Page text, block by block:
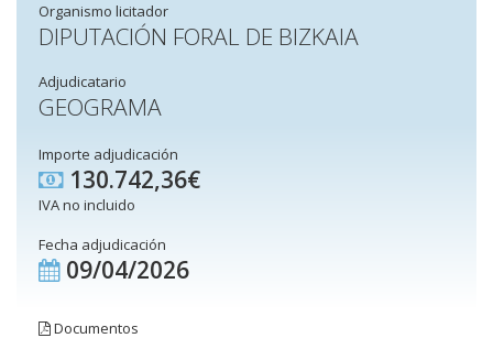
Organismo licitador
DIPUTACIÓN FORAL DE BIZKAIA
Adjudicatario
GEOGRAMA
Importe adjudicación
130.742,36€
IVA no incluido
Fecha adjudicación
09/04/2026
Documentos